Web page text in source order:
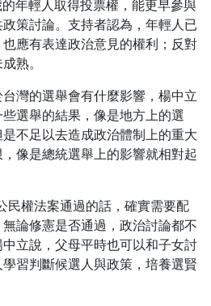
年輕人取得投票權，能更早參與
策討論。支持者認為，年輕人已
應有表達政治意見的權利；反對
熟。
灣的選舉會有什麼影響，楊中立
選舉的結果，像是地方上的選
不足以去造成政治體制上的重大
像是總統選舉上的影響就相對起
民權法案通過的話，確實需要配
論修憲是否通過，政治討論都不
立說，父母平時也可以和子女討
習判斷候選人與政策，培養選賢